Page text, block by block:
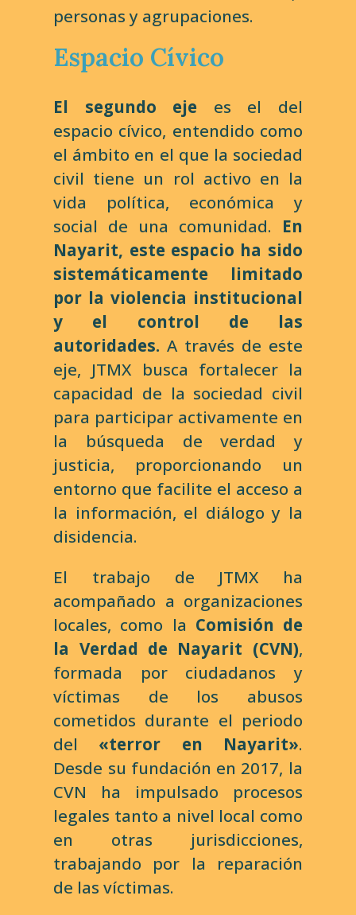
personas y agrupaciones.
Espacio Cívico
El segundo eje es el del
espacio cívico, entendido como
el ámbito en el que la sociedad
civil tiene un rol activo en la
vida política, económica y
social de una comunidad. En
Nayarit, este espacio ha sido
sistemáticamente limitado
por la violencia institucional
y el control de las
autoridades. A través de este
eje, JTMX busca fortalecer la
capacidad de la sociedad civil
para participar activamente en
la búsqueda de verdad y
justicia, proporcionando un
entorno que facilite el acceso a
la información, el diálogo y la
disidencia.
El trabajo de JTMX ha
acompañado a organizaciones
locales, como la Comisión de
la Verdad de Nayarit (CVN),
formada por ciudadanos y
víctimas de los abusos
cometidos durante el periodo
del «terror en Nayarit».
Desde su fundación en 2017, la
CVN ha impulsado procesos
legales tanto a nivel local como
en otras jurisdicciones,
trabajando por la reparación
de las víctimas.